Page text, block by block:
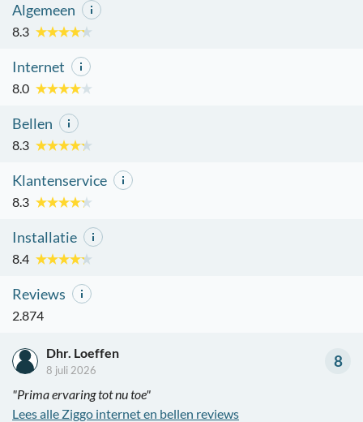
Algemeen
8.3
Internet
8.0
Bellen
8.3
Klantenservice
8.3
Installatie
8.4
Reviews
2.874
8
Dhr. Loeffen
8 juli 2026
"Prima ervaring tot nu toe"
Lees alle Ziggo internet en bellen reviews